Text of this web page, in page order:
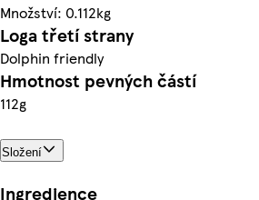
Množství: 0.112kg
Loga třetí strany
Dolphin friendly
Hmotnost pevných částí
112g
Složení
Ingredience